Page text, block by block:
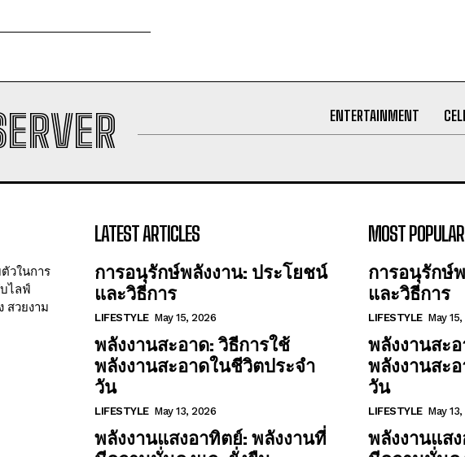
ENTERTAINMENT
วในการ
ไลฟ์
สวยงาม
LATEST ARTICLES
การอนุรักษ์พลังงาน: ประโยชน์
และวิธีการ
LIFESTYLE May 15, 2026
พลังงานสะอาด: วิธีการใช้
พลังงานสะอาดในชีวิตประจำ
วัน
LIFESTYLE May 13, 2026
พลังงานแสงอาทิตย์: พลังงานที่
MOST POPULAR
การอนุรักษ์
และวิธีการ
LIFESTYLE May
พลังงานสะ
พลังงานสะ
วัน
LIFESTYLE May
พลังงานแส